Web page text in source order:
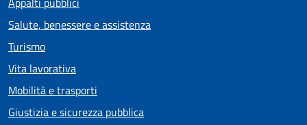
Salute, benessere e assistenza
Turismo
Vita lavorativa
Mobilità e trasporti
Giustizia e sicurezza pubblica